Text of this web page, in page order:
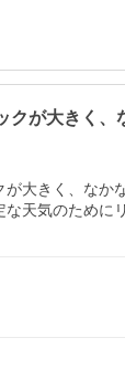
クが大きく
大きく、なか
天気のために